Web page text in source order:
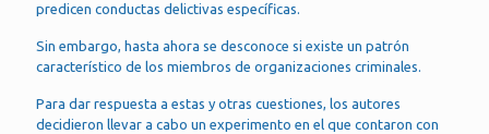
predicen conductas delictivas específicas.
Sin embargo, hasta ahora se desconoce si existe un patrón
característico de los miembros de organizaciones criminales.
Para dar respuesta a estas y otras cuestiones, los autores
decidieron llevar a cabo un experimento en el que contaron con